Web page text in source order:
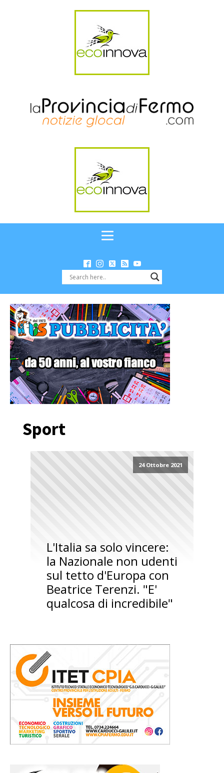
Sport
24 Ottobre 2021
L'Italia sa solo vincere:
la Nazionale non udenti
sul tetto d'Europa con
Beatrice Terenzi. "E'
qualcosa di incredibile"